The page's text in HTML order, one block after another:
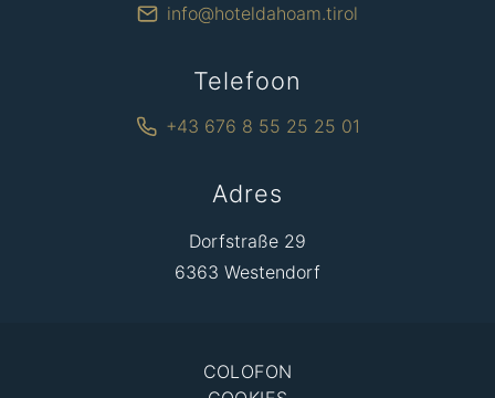
info@hoteldahoam.tirol
Telefoon
+43 676 8 55 25 25 01
Adres
Dorfstraße 29
6363 Westendorf
COLOFON